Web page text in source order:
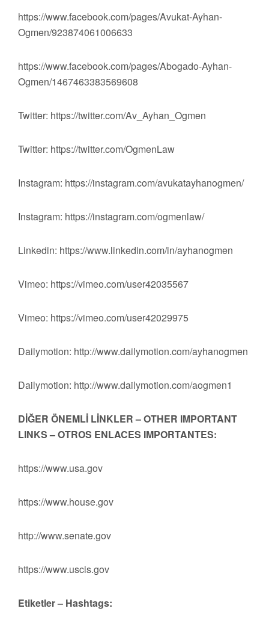
https://www.facebook.com/pages/Avukat-Ayhan-
Ogmen/923874061006633
https://www.facebook.com/pages/Abogado-Ayhan-
Ogmen/1467463383569608
Twitter: https://twitter.com/Av_Ayhan_Ogmen
Twitter: https://twitter.com/OgmenLaw
Instagram: https://instagram.com/avukatayhanogmen/
Instagram: https://instagram.com/ogmenlaw/
Linkedin: https://www.linkedin.com/in/ayhanogmen
Vimeo: https://vimeo.com/user42035567
Vimeo: https://vimeo.com/user42029975
Dailymotion: http://www.dailymotion.com/ayhanogmen
Dailymotion: http://www.dailymotion.com/aogmen1
DİĞER ÖNEMLİ LİNKLER – OTHER IMPORTANT
LINKS – OTROS ENLACES IMPORTANTES:
https://www.usa.gov
https://www.house.gov
http://www.senate.gov
https://www.uscis.gov
Etiketler – Hashtags: